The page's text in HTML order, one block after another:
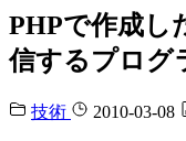
PHPで作成し
信するプログ
技術 2010-03-08